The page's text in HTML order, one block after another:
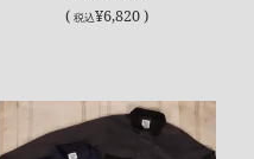
( 税込¥6,820 )